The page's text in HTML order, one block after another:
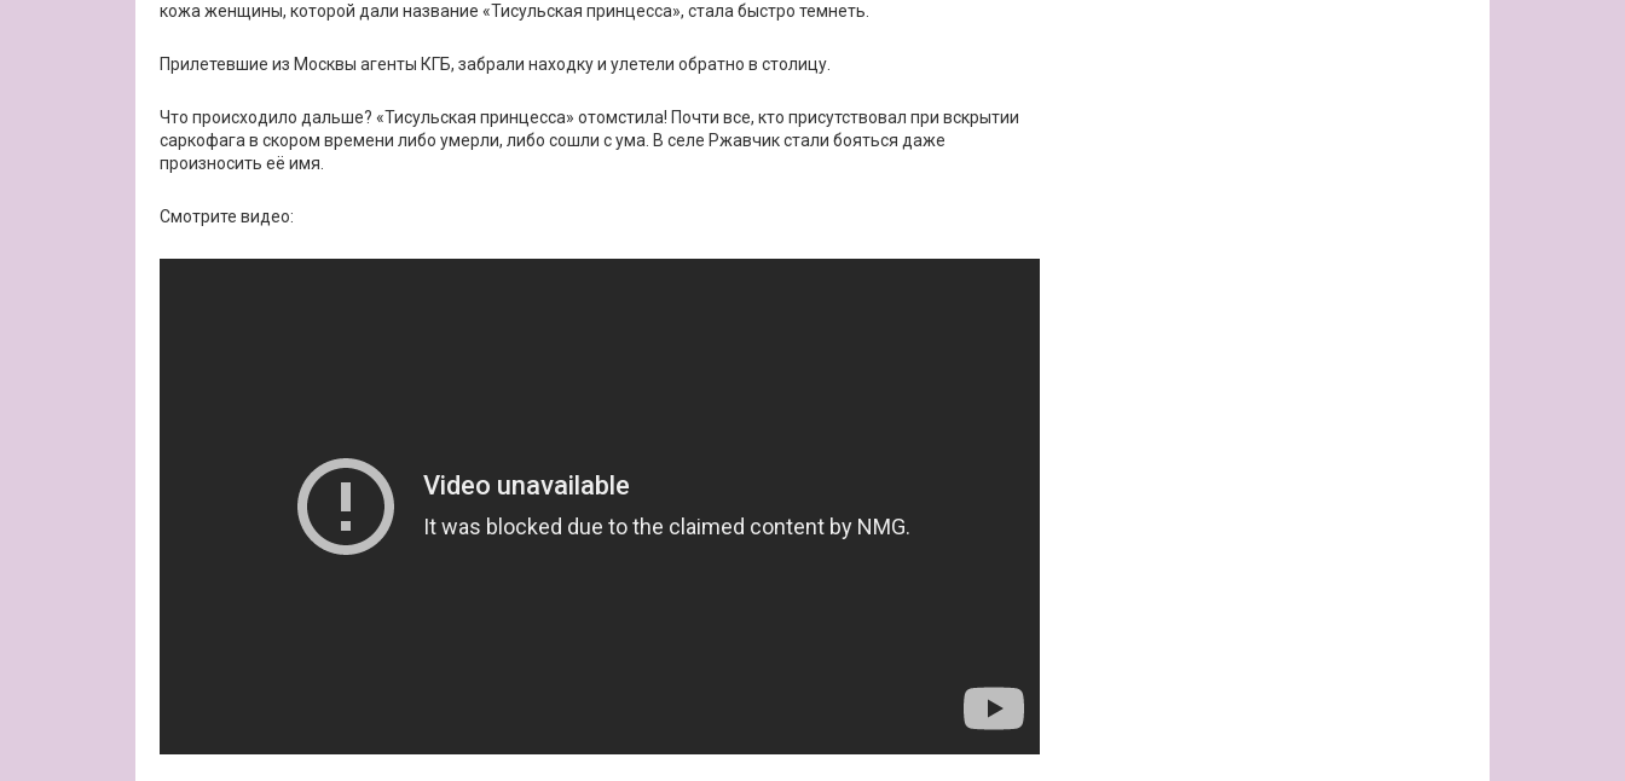
кожа женщины, которой дали название «Тисульская принцесса», стала быстро темнеть.
Прилетевшие из Москвы агенты КГБ, забрали находку и улетели обратно в столицу.
Что происходило дальше? «Тисульская принцесса» отомстила! Почти все, кто присутствовал при вскрытии
саркофага в скором времени либо умерли, либо сошли с ума. В селе Ржавчик стали бояться даже
произносить её имя.
Смотрите видео: